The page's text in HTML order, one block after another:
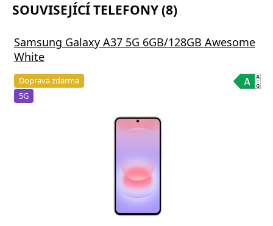
SOUVISEJÍCÍ TELEFONY (8)
Samsung Galaxy A37 5G 6GB/128GB Awesome
White
Doprava zdarma
5G